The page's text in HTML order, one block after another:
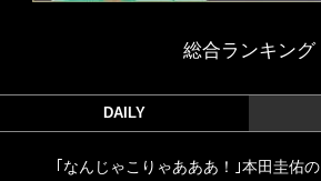
総合ランキング
DAILY
｢なんじゃこりゃあああ！｣本田圭佑の